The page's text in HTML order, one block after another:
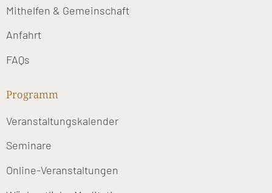
Mithelfen & Gemeinschaft
Anfahrt
FAQs
Programm
Veranstaltungskalender
Seminare
Online-Veranstaltungen